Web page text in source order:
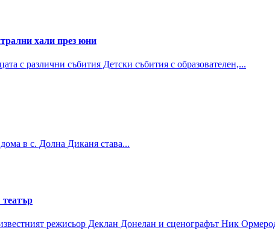
хали през юни
с различни събития Детски събития с образователен,...
в с. Долна Диканя става...
режисьор Деклан Донелан и сценографът Ник